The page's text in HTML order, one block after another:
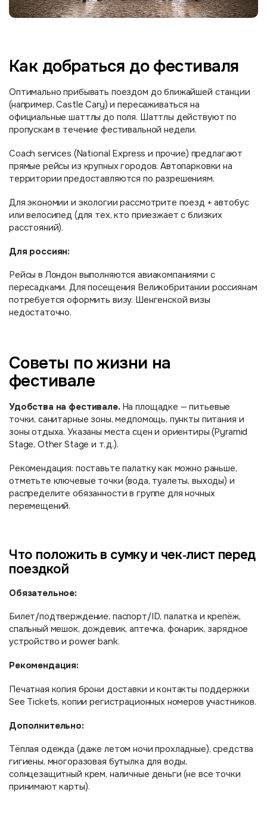
Как добраться до фестиваля
Оптимально прибывать поездом до ближайшей станции
(например, Castle Cary) и пересаживаться на
официальные шаттлы до поля. Шаттлы действуют по
пропускам в течение фестивальной недели.
Coach services (National Express и прочие) предлагают
прямые рейсы из крупных городов. Автопарковки на
территории предоставляются по разрешениям.
Для экономии и экологии рассмотрите поезд + автобус
или велосипед (для тех, кто приезжает с близких
расстояний).
Для россиян:
Рейсы в Лондон выполняются авиакомпаниями с
пересадками. Для посещения Великобритании россиянам
потребуется оформить визу. Шенгенской визы
недостаточно.
Советы по жизни на
фестивале
Удобства на фестивале. На площадке — питьевые
точки, санитарные зоны, медпомощь, пункты питания и
зоны отдыха. Указаны места сцен и ориентиры (Pyramid
Stage, Other Stage и т.д.).
Рекомендация: поставьте палатку как можно раньше,
отметьте ключевые точки (вода, туалеты, выходы) и
распределите обязанности в группе для ночных
перемещений.
Что положить в сумку и чек‑лист перед
поездкой
Обязательное:
Билет/подтверждение, паспорт/ID, палатка и крепёж,
спальный мешок, дождевик, аптечка, фонарик, зарядное
устройство и power bank.
Рекомендация:
Печатная копия брони доставки и контакты поддержки
See Tickets, копии регистрационных номеров участников.
Дополнительно:
Тёплая одежда (даже летом ночи прохладные), средства
гигиены, многоразовая бутылка для воды,
солнцезащитный крем, наличные деньги (не все точки
принимают карты).